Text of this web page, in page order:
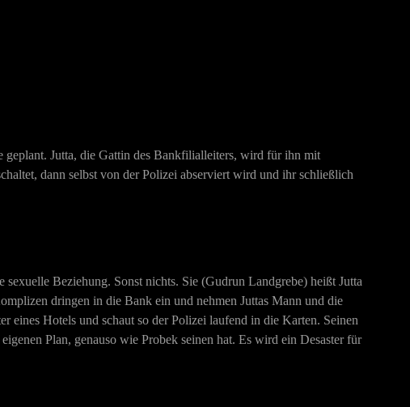
Jutta, die Gattin des Bankfilialleiters, wird für ihn mit
dann selbst von der Polizei abserviert wird und ihr schließlich
Beziehung. Sonst nichts. Sie (Gudrun Landgrebe) heißt Jutta
dringen in die Bank ein und nehmen Juttas Mann und die
eines Hotels und schaut so der Polizei laufend in die Karten. Seinen
Plan, genauso wie Probek seinen hat. Es wird ein Desaster für